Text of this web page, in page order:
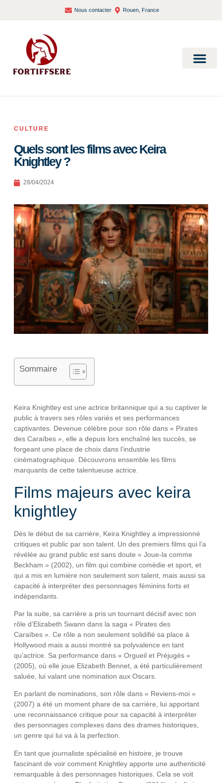
Nous contacter Rouen, France
CULTURE
Quels sont les films avec Keira
Knightley ?
28/04/2024
Sommaire
Keira Knightley est une actrice britannique qui a su captiver le
public à travers ses rôles variés et ses performances
captivantes. Devenue célèbre pour son rôle dans « Pirates
des Caraïbes », elle a depuis lors enchaîné les succès, se
forgeant une place de choix dans l’industrie
cinématographique. Découvrons ensemble les films
marquants de cette talentueuse actrice.
Films majeurs avec keira
knightley
Dès le début de sa carrière, Keira Knightley a impressionné
critiques et public par son talent. Un des premiers films qui l’a
révélée au grand public est sans doute « Joue-la comme
Beckham » (2002), un film qui combine comédie et sport, et
qui a mis en lumière non seulement son talent, mais aussi sa
capacité à interpréter des personnages féminins forts et
indépendants.
Par la suite, sa carrière a pris un tournant décisif avec son
rôle d’Elizabeth Swann dans la saga « Pirates des
Caraïbes ». Ce rôle a non seulement solidifié sa place à
Hollywood mais a aussi montré sa polyvalence en tant
qu’actrice. Sa performance dans « Orgueil et Préjugés »
(2005), où elle joue Elizabeth Bennet, a été particulièrement
saluée, lui valant une nomination aux Oscars.
En parlant de nominations, son rôle dans « Reviens-moi »
(2007) a été un moment phare de sa carrière, lui apportant
une reconnaissance critique pour sa capacité à interpréter
des personnages complexes dans des drames historiques,
un genre qui lui va à la perfection.
En tant que journaliste spécialisé en histoire, je trouve
fascinant de voir comment Knightley apporte une authenticité
remarquable à des personnages historiques. Cela se voit